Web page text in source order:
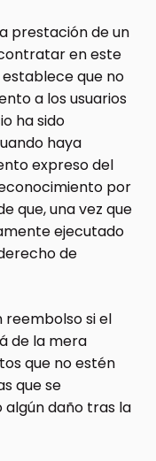
prestación de un
en este
establece que no
a los usuarios
ha sido
haya
expreso del
por
que, una vez que
ejecutado
de
reembolso si el
de la mera
que no estén
que se
daño tras la